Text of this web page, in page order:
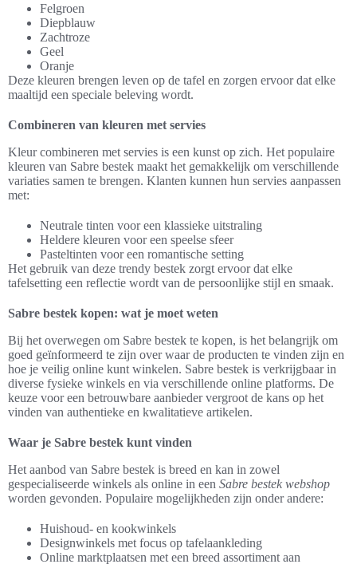
Felgroen
Diepblauw
Zachtroze
Geel
Oranje
Deze kleuren brengen leven op de tafel en zorgen ervoor dat elke
maaltijd een speciale beleving wordt.
Combineren van kleuren met servies
Kleur combineren met servies is een kunst op zich. Het populaire
kleuren van Sabre bestek maakt het gemakkelijk om verschillende
variaties samen te brengen. Klanten kunnen hun servies aanpassen
met:
Neutrale tinten voor een klassieke uitstraling
Heldere kleuren voor een speelse sfeer
Pasteltinten voor een romantische setting
Het gebruik van deze trendy bestek zorgt ervoor dat elke
tafelsetting een reflectie wordt van de persoonlijke stijl en smaak.
Sabre bestek kopen: wat je moet weten
Bij het overwegen om Sabre bestek te kopen, is het belangrijk om
goed geïnformeerd te zijn over waar de producten te vinden zijn en
hoe je veilig online kunt winkelen. Sabre bestek is verkrijgbaar in
diverse fysieke winkels en via verschillende online platforms. De
keuze voor een betrouwbare aanbieder vergroot de kans op het
vinden van authentieke en kwalitatieve artikelen.
Waar je Sabre bestek kunt vinden
Het aanbod van Sabre bestek is breed en kan in zowel
gespecialiseerde winkels als online in een Sabre bestek webshop
worden gevonden. Populaire mogelijkheden zijn onder andere:
Huishoud- en kookwinkels
Designwinkels met focus op tafelaankleding
Online marktplaatsen met een breed assortiment aan